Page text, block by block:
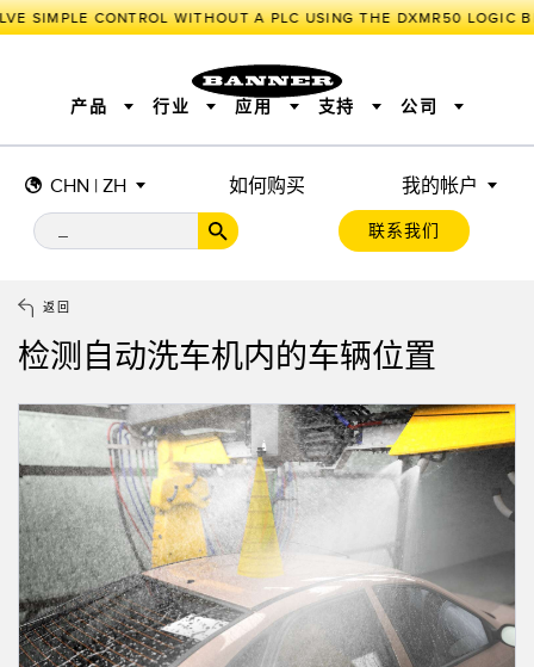
SIMPLE CONTROL WITHOUT A PLC USING THE DXMR50 LOGIC
CHN | ZH 如何购买 我的帐户
联系我们
产品
传感器 测量解决方案
照明和指示
机器安全
工业无线
BARCODE & VISION
绝对值旋转编码器
SNAP SIGNAL 附件 软件 技术
传感器
光电传感器
激光测距
测量光幕
3D飞行时间
雷达传感器
行业 应用
工业物联网与智能工厂
智能传感器
机器防护
追踪和跟踪
拾取指示灯
雷达应用
工业物联网与智能工厂
储罐料位监控
前缘检测
工厂通信
机器监控/设备综合效率
物料、服务或托盘取件呼叫
状况监测：预测性维护和预防性维护
支持 公司
返回
检测自动洗车机内的车辆位置